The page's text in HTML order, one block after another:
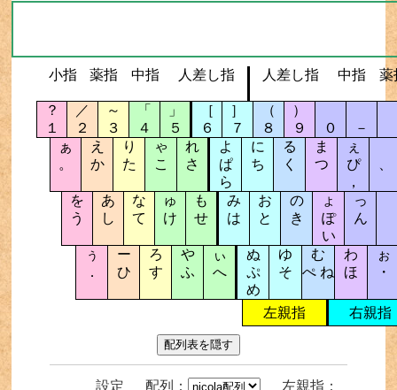
小指 薬指 中指 人差し指 人差し指 中指 薬
？
１
／
２
～
３
「
４
」
５
［
６
］
７
（
８
）
９
０
－
ぁ
。
え
か
り
た
ゃ
こ
れ
さ
よ
ぱ
ら
に
ち
る
く
ま
つ
ぇ
ぴ
，
を
う
あ
し
な
て
ゅ
け
も
せ
み
は
お
と
の
き
ょ
ぽ
い
っ
ん
ぅ
．
ー
ひ
ろ
す
や
ふ
ぃ
へ
ぬ
ぷ
め
ゆ
そ
む
ぺ ね
わ
ほ
ぉ
・
左親指 右親指
設定 配列： 左親指：